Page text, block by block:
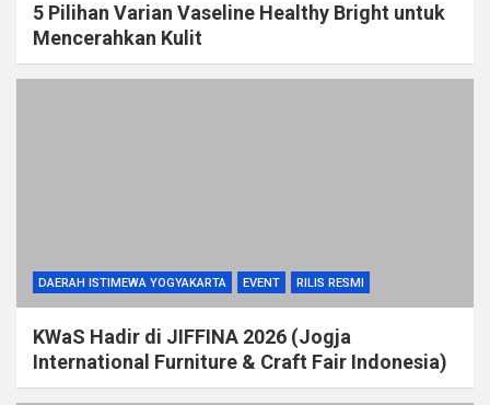
5 Pilihan Varian Vaseline Healthy Bright untuk
Mencerahkan Kulit
DAERAH ISTIMEWA YOGYAKARTA EVENT RILIS RESMI
KWaS Hadir di JIFFINA 2026 (Jogja
International Furniture & Craft Fair Indonesia)